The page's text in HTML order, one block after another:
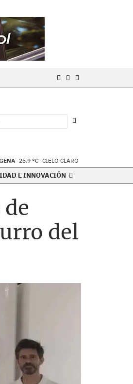
25.9 °C CIELO CLARO
E INNOVACIÓN
del